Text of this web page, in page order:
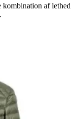
af lethed